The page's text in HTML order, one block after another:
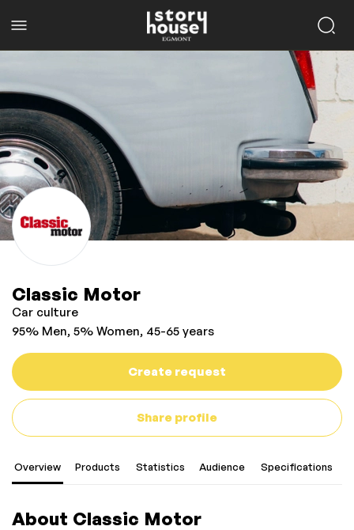
Classic Motor
Car culture
95% Men, 5% Women, 45-65 years
Create request
Share profile
Overview Products Statistics Audience Specifications
About Classic Motor